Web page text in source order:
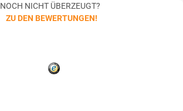
NOCH NICHT ÜBERZEUGT?
ZU DEN BEWERTUNGEN!